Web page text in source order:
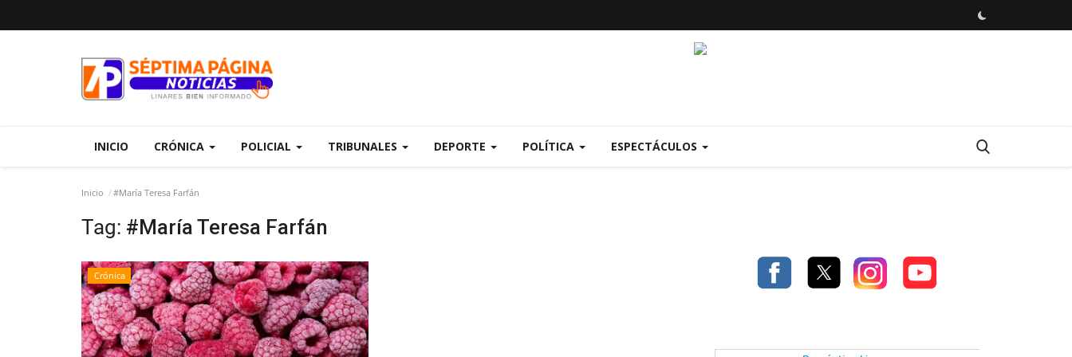
INICIO CRÓNICA POLICIAL TRIBUNALES DEPORTE POLÍTICA ESPECTÁCULOS
Inicio #María Teresa Farfán
Tag: #María Teresa Farfán
Crónica